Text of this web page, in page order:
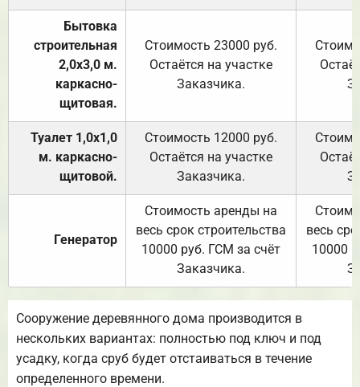
Бытовка
строительная
2,0х3,0 м.
каркасно-
щитовая.
Стоимость 23000 руб.
Остаётся на участке
Заказчика.
Туалет 1,0х1,0
м. каркасно-
щитовой.
Стоимость 12000 руб.
Остаётся на участке
Заказчика.
Генератор
Стоимость аренды на
весь срок строительства
10000 руб. ГСМ за счёт
Заказчика.
весь
10000
Сооружение деревянного дома производится в
нескольких вариантах: полностью под ключ и под
усадку, когда сруб будет отстаиваться в течение
определенного времени.